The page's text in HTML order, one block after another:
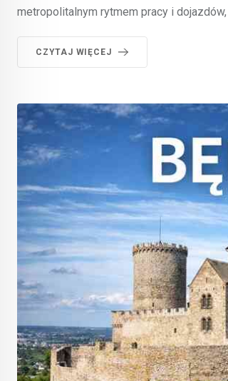
metropolitalnym rytmem pracy i
CZYTAJ WIĘCEJ